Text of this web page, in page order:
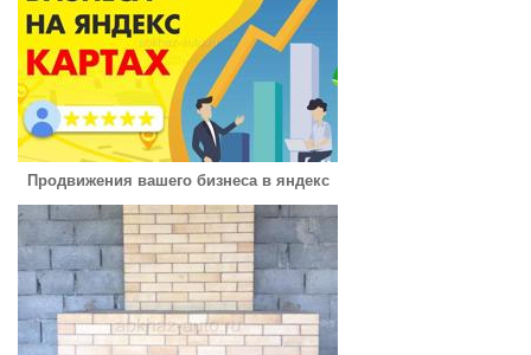
Продвижения вашего бизнеса в яндекс